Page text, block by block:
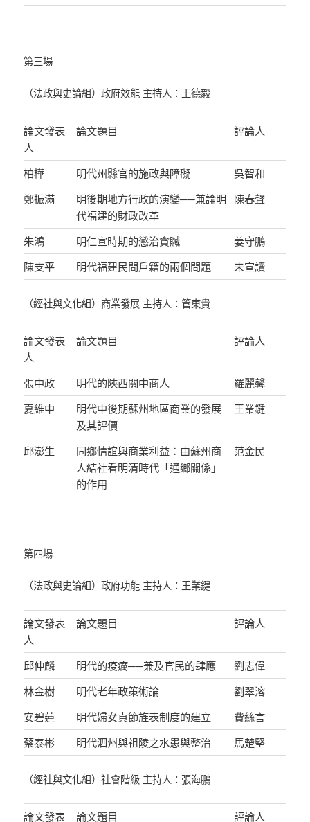
第三場
（法政與史論組）政府效能 主持人：王德毅
論文發表
人
論文題目 評論人
柏樺 明代州縣官的施政與障礙
吳智和
鄭振滿
明後期地方行政的演變──兼論明
代福建的財政改革
陳春聲
朱鴻 明仁宣時期的懲治貪贓
姜守鵬
陳支平
明代福建民間戶籍的兩個問題 未宣讀
（經社與文化組）商業發展 主持人：管東貴
論文發表
人
論文題目 評論人
張中政 明代的陝西關中商人
羅麗馨
夏維中
明代中後期蘇州地區商業的發展
及其評價
王業鍵
邱澎生
同鄉情誼與商業利益：由蘇州商
人結社看明清時代「通鄉關係」
的作用
范金民
第四場
（法政與史論組）政府功能 主持人：王業鍵
論文發表
人
論文題目 評論人
邱仲麟 明代的疫癘──兼及官民的肆應
劉志偉
林金樹
明代老年政策術論
劉翠溶
安碧蓮
明代婦女貞節旌表制度的建立
費絲言
蔡泰彬
明代泗州與祖陵之水患與整治 馬楚堅
（經社與文化組）社會階級 主持人：張海鵬
論文發表 論文題目 評論人